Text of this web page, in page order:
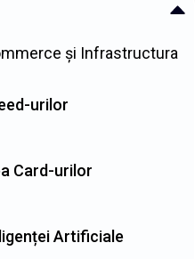
și Infrastructura
urilor
Card-urilor
Artificiale